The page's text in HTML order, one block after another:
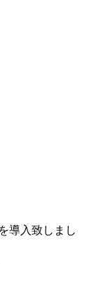
入致しまし